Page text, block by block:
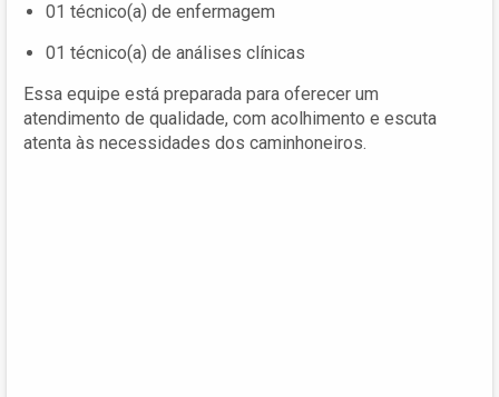
01 técnico(a) de enfermagem
01 técnico(a) de análises clínicas
Essa equipe está preparada para oferecer um
atendimento de qualidade, com acolhimento e escuta
atenta às necessidades dos caminhoneiros.